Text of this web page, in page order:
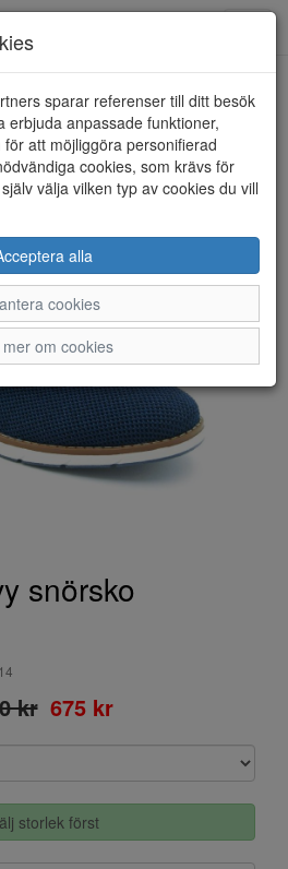
snörsko
kr 675 kr
storlek först
sparar referenser till ditt besök
erbjuda anpassade funktioner,
att möjliggöra personifierad
cookies, som krävs för
välja vilken typ av cookies du vill
alla
cookies
mer om cookies